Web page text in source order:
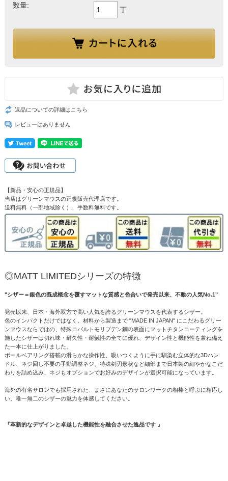
数量:
丁
返品についての詳細はこちら
レビューはありません
【新品・安心の正規品】
当店はグリーンマウスの正規販売代理店です。
送料無料（一部地域除く）、手数料無料です。
◎MATT LIMITEDシリーズの特徴
"シザー＝銀色の既成概念を覆すマットな質感と色合いで発売以来、不動の人気No.1"
発売以来、日本・海外双方で高い人気を誇るグリーンマウスを代表するシザー。
色のインパクトだけではなく、材料から製造まで "MADE IN JAPAN" にこだわるグリー
ンマウスならではの、特殊コバルトモリブデン鋼の表面にマットチタンコーティングを
施したシザーは切れ味・耐久性・耐触性の全てに優れ、デザイン性と機能性を兼ね備え
た一本に仕上がりました。
ボールベアリング搭載の滑らかな操作性、吸いつくように手に馴染む立体的な3Dハン
ドル、ネジ回し不要の手動調整ネジ、特殊剣刃形状など細部まで日本製の細やかなこだ
わりを詰め込み、ネジもオプションでお好みのデザインが選択可能になっています。
海外の有名サロンでも採用された、まさにあなたのサロンワークの相棒と呼ぶに相応し
い、唯一無二のシザーの魅力を体感してください。
『革新的なデザインと卓越した機能性を融合させた逸品です 』